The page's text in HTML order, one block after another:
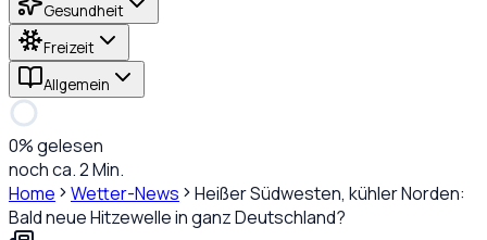
Gesundheit
Freizeit
Allgemein
0% gelesen
noch ca. 2 Min.
Home
Wetter-News
Heißer Südwesten, kühler Norden:
Bald neue Hitzewelle in ganz Deutschland?